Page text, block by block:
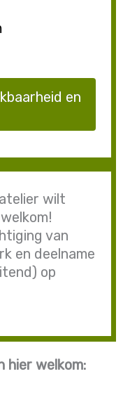
en
wilt
van
en deelname
op
hier welkom: